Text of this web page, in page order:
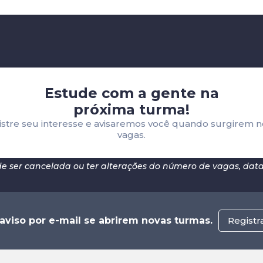
Estude com a gente na
próxima turma!
seu interesse e avisaremos você quando surgirem
vagas.
ser cancelada ou ter alterações do número de vagas,
por e-mail se abrirem novas turmas.